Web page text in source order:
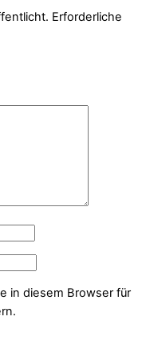
Erforderliche
in diesem Browser für